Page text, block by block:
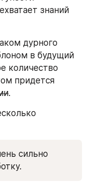
знаний
дурного
в будущий
количество
придется
.
сильно